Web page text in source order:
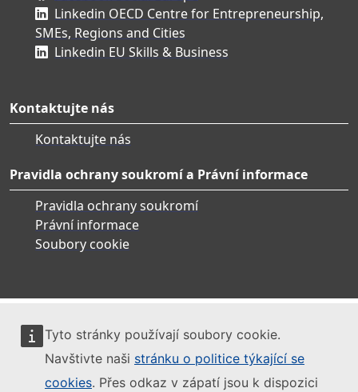
Tyto stránky používají soubory cookie.
Navštivte naši stránku o politice týkající se
cookies. Přes odkaz v zápatí jsou k dispozici
Linkedin OECD Centre for Entrepreneurship,
SMEs, Regions and Cities
Linkedin EU Skills & Business
Kontaktujte nás
Kontaktujte nás
Pravidla ochrany soukromí a Právní informace
Pravidla ochrany soukromí
Právní informace
Soubory cookie